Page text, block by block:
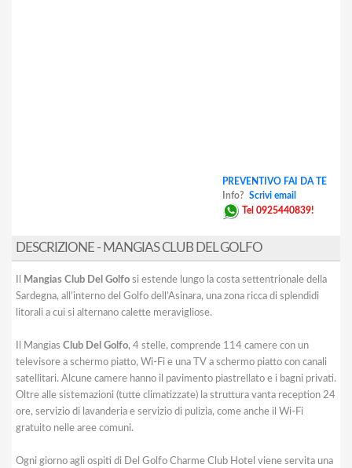
PREVENTIVO FAI DA TE
Info? Scrivi email
Tel 0925440839!
DESCRIZIONE - MANGIAS CLUB DEL GOLFO
Mangias Club Del Golfo si estende lungo la costa settentrionale della
Sardegna, all’interno del Golfo dell’Asinara, una zona ricca di splendidi
litorali a cui si alternano calette meravigliose.
Il Mangias Club Del Golfo, 4 stelle, comprende 114 camere con un
televisore a schermo piatto, Wi-Fi e una TV a schermo piatto con canali
satellitari. Alcune camere hanno il pavimento piastrellato e i bagni privati.
Oltre alle sistemazioni (tutte climatizzate) la struttura vanta reception 24
ore, servizio di lavanderia e servizio di pulizia, come anche il Wi-Fi
gratuito nelle aree comuni.
Ogni giorno agli ospiti di Del Golfo Charme Club Hotel viene servita una